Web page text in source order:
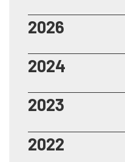
2026
2024
2023
2022